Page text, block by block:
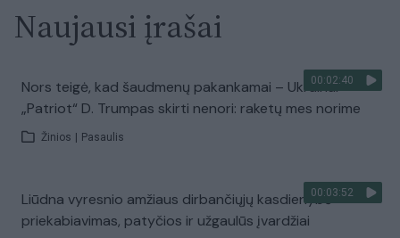
Naujausi įrašai
00:02:40
Nors teigė, kad šaudmenų pakankamai – Ukrainai
„Patriot“ D. Trumpas skirti nenori: raketų mes norime
Žinios Pasaulis
00:03:52
Liūdna vyresnio amžiaus dirbančiųjų kasdienybė –
priekabiavimas, patyčios ir užgaulūs įvardžiai